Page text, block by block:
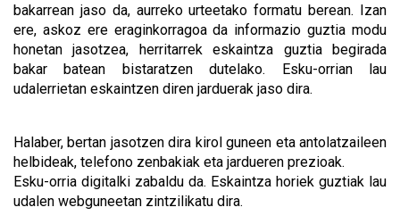
bakarrean jaso da, aurreko urteetako formatu berean. Izan
ere, askoz ere eraginkorragoa da informazio guztia modu
honetan jasotzea, herritarrek eskaintza guztia begirada
bakar batean bistaratzen dutelako. Esku-orrian lau
udalerrietan eskaintzen diren jarduerak jaso dira.
Halaber, bertan jasotzen dira kirol guneen eta antolatzaileen
helbideak, telefono zenbakiak eta jardueren prezioak.
Esku-orria digitalki zabaldu da. Eskaintza horiek guztiak lau
udalen webguneetan zintzilikatu dira.